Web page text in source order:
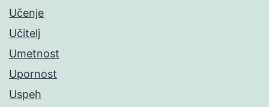
Učenje
Učitelj
Umetnost
Upornost
Uspeh